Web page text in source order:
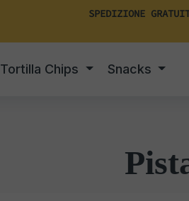
SPEDIZIONE
Tortilla Chips Snacks